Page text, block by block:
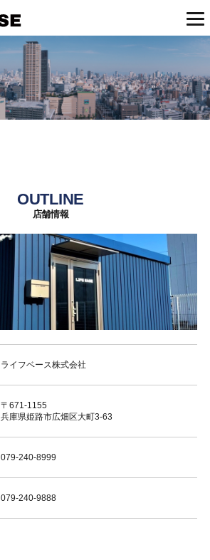
OUTLINE
店舗情報
ライフベース株式会社
〒671-1155
兵庫県姫路市広畑区大町3-63
079-240-8999
079-240-9888